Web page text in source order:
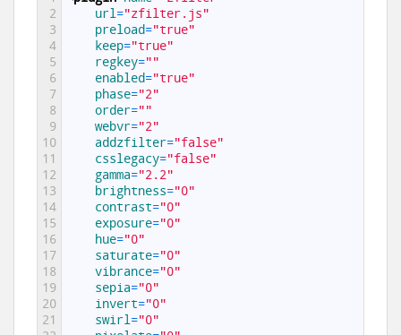
2
3
4
5
6
7
8
9
10
11
12
13
14
15
16
17
18
19
20
21
url="zfilter.js"
preload="true"
keep="true"
regkey=""
enabled="true"
phase="2"
order=""
webvr="2"
addzfilter="false"
csslegacy="false"
gamma="2.2"
brightness="0"
contrast="0"
exposure="0"
hue="0"
saturate="0"
vibrance="0"
sepia="0"
invert="0"
swirl="0"